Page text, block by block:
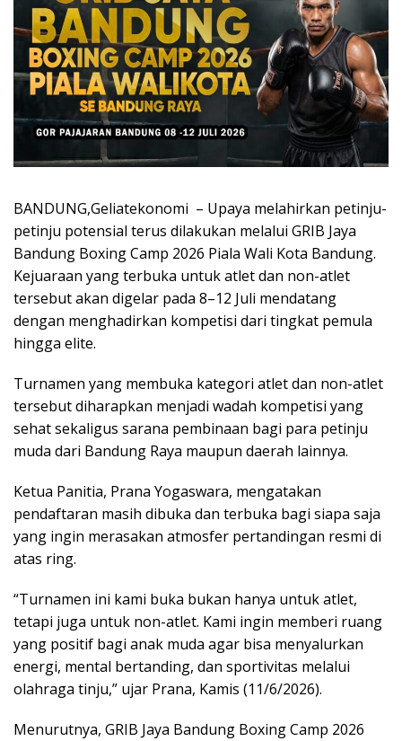
BANDUNG,Geliatekonomi – Upaya melahirkan petinju-
petinju potensial terus dilakukan melalui GRIB Jaya
Bandung Boxing Camp 2026 Piala Wali Kota Bandung.
Kejuaraan yang terbuka untuk atlet dan non-atlet
tersebut akan digelar pada 8–12 Juli mendatang
dengan menghadirkan kompetisi dari tingkat pemula
hingga elite.
Turnamen yang membuka kategori atlet dan non-atlet
tersebut diharapkan menjadi wadah kompetisi yang
sehat sekaligus sarana pembinaan bagi para petinju
muda dari Bandung Raya maupun daerah lainnya.
Ketua Panitia, Prana Yogaswara, mengatakan
pendaftaran masih dibuka dan terbuka bagi siapa saja
yang ingin merasakan atmosfer pertandingan resmi di
atas ring.
“Turnamen ini kami buka bukan hanya untuk atlet,
tetapi juga untuk non-atlet. Kami ingin memberi ruang
yang positif bagi anak muda agar bisa menyalurkan
energi, mental bertanding, dan sportivitas melalui
olahraga tinju,” ujar Prana, Kamis (11/6/2026).
Menurutnya, GRIB Jaya Bandung Boxing Camp 2026